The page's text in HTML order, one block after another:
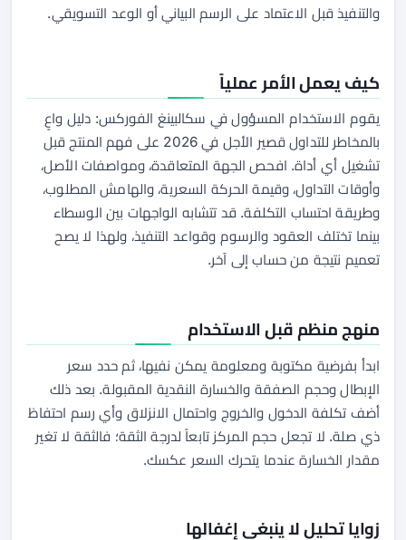
والتنفيذ قبل الاعتماد على الرسم البياني أو الوعد التسويقي.
كيف يعمل الأمر عملياً
يقوم الاستخدام المسؤول في سكالبينغ الفوركس: دليل واعٍ
بالمخاطر للتداول قصير الأجل في 2026 على فهم المنتج قبل
تشغيل أي أداة. افحص الجهة المتعاقدة، ومواصفات الأصل،
وأوقات التداول، وقيمة الحركة السعرية، والهامش المطلوب،
وطريقة احتساب التكلفة. قد تتشابه الواجهات بين الوسطاء
بينما تختلف العقود والرسوم وقواعد التنفيذ، ولهذا لا يصح
تعميم نتيجة من حساب إلى آخر.
منهج منظم قبل الاستخدام
ابدأ بفرضية مكتوبة ومعلومة يمكن نفيها، ثم حدد سعر
الإبطال وحجم الصفقة والخسارة النقدية المقبولة. بعد ذلك
أضف تكلفة الدخول والخروج واحتمال الانزلاق وأي رسم احتفاظ
ذي صلة. لا تجعل حجم المركز تابعاً لدرجة الثقة؛ فالثقة لا تغير
مقدار الخسارة عندما يتحرك السعر عكسك.
زوايا تحليل لا ينبغي إغفالها